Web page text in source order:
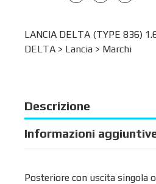
LANCIA DELTA (TYPE 836)
DELTA > Lancia > Marchi
Descrizione
Informazioni
Posteriore con uscita singola